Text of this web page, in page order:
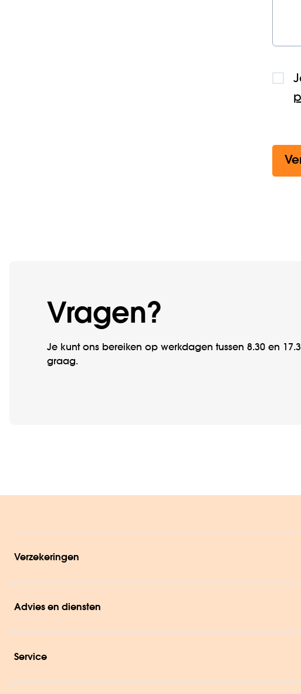
Vragen?
Je kunt ons bereiken op werkdagen tussen 8.30 en
graag.
Verzekeringen
Advies en diensten
Service